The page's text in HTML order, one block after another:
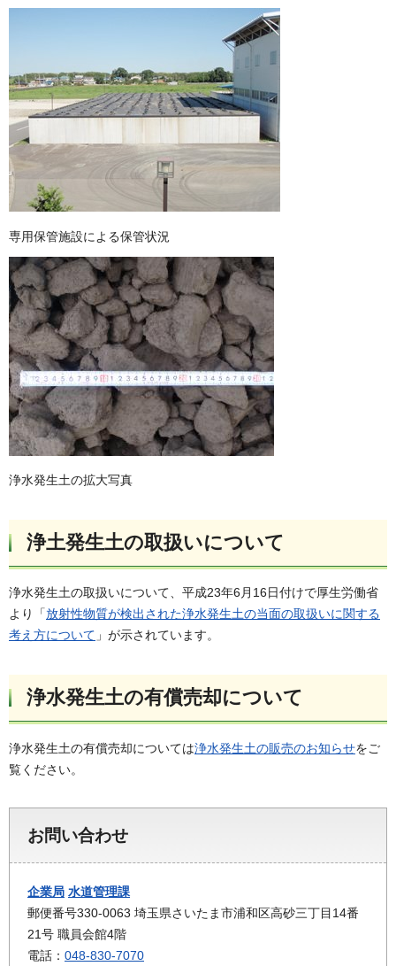
専用保管施設による保管状況
浄水発生土の拡大写真
浄土発生土の取扱いについて
浄水発生土の取扱いについて、平成23年6月16日付けで厚生労働省
より「放射性物質が検出された浄水発生土の当面の取扱いに関する
考え方について 」が示されています。
浄水発生土の有償売却について
浄水発生土の有償売却については浄水発生土の販売のお知らせをご
覧ください。
お問い合わせ
企業局 水道管理課
郵便番号330-0063 埼玉県さいたま市浦和区高砂三丁目14番
21号 職員会館4階
電話： 048-830-7070